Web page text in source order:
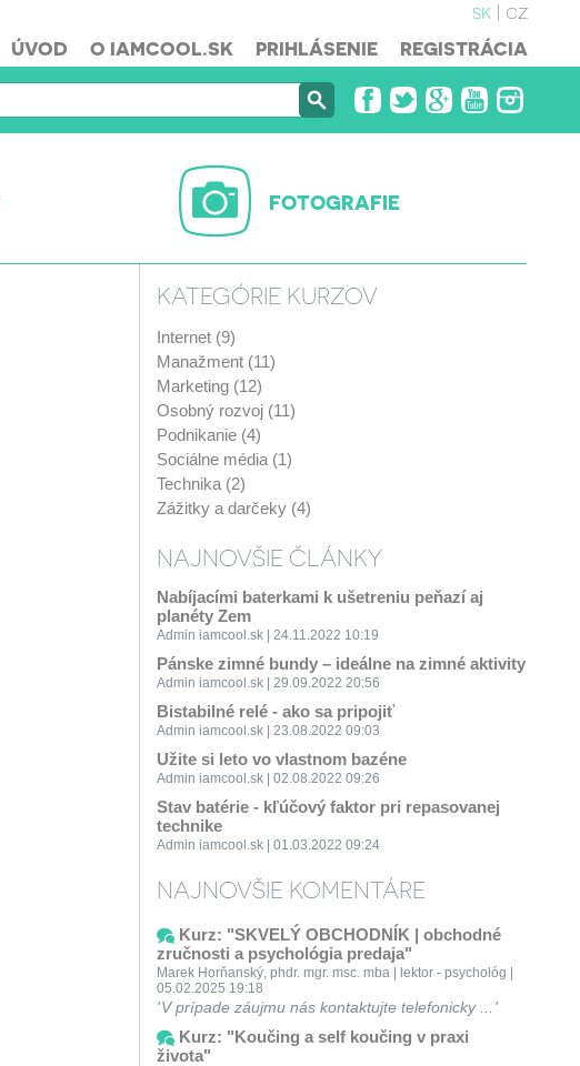
sk
cz
ÚVOD
O IAMCOOL.SK PRIHLÁSENIE REGISTRÁCIA
FOTOGRAFIE
KATEGÓRIE KURZOV
Internet (9)
Manažment (11)
Marketing (12)
Osobný rozvoj (11)
Podnikanie (4)
Sociálne média (1)
Technika (2)
Zážitky a darčeky (4)
NAJNOVŠIE ČLÁNKY
Nabíjacími baterkami k ušetreniu peňazí aj
planéty Zem
Admin iamcool.sk | 24.11.2022 10:19
Pánske zimné bundy – ideálne na zimné aktivity
Admin iamcool.sk | 29.09.2022 20:56
Bistabilné relé - ako sa pripojiť
Admin iamcool.sk | 23.08.2022 09:03
Užite si leto vo vlastnom bazéne
Admin iamcool.sk | 02.08.2022 09:26
Stav batérie - kľúčový faktor pri repasovanej
technike
Admin iamcool.sk | 01.03.2022 09:24
NAJNOVŠIE KOMENTÁRE
Kurz: "SKVELÝ OBCHODNÍK | obchodné
zručnosti a psychológia predaja"
Marek Horňanský, phdr. mgr. msc. mba | lektor - psychológ |
05.02.2025 19:18
V prípade záujmu nás kontaktujte telefonicky ...
Kurz: "Koučing a self koučing v praxi
života"